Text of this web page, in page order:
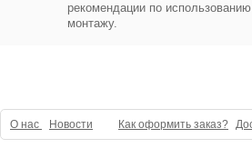
рекомендации по
монтажу.
О нас Новости Как оформить заказ?